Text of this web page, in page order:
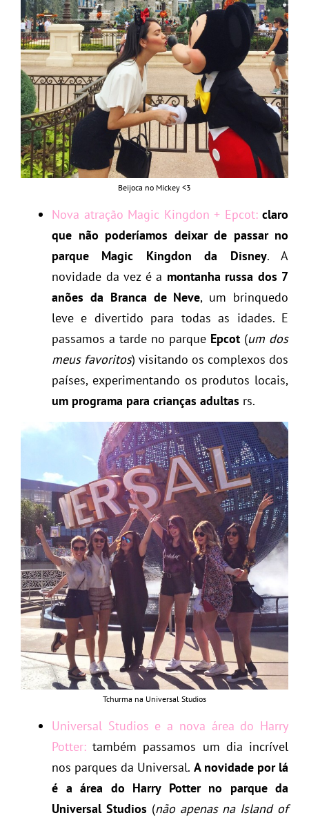
Beijoca no Mickey <3
Nova atração Magic Kingdon + Epcot: claro
que não poderíamos deixar de passar no
parque Magic Kingdon da Disney. A
novidade da vez é a montanha russa dos 7
anões da Branca de Neve, um brinquedo
leve e divertido para todas as idades. E
passamos a tarde no parque Epcot (um dos
meus favoritos) visitando os complexos dos
países, experimentando os produtos locais,
um programa para crianças adultas rs.
Tchurma na Universal Studios
Universal Studios e a nova área do Harry
Potter: também passamos um dia incrível
nos parques da Universal. A novidade por lá
é a área do Harry Potter no parque da
Universal Studios (não apenas na Island of